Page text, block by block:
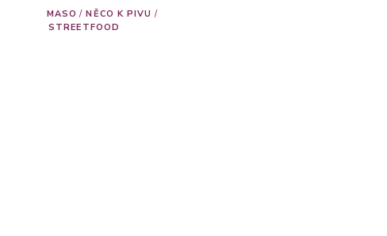
MASO / NĚCO K PIVU /
STREETFOOD